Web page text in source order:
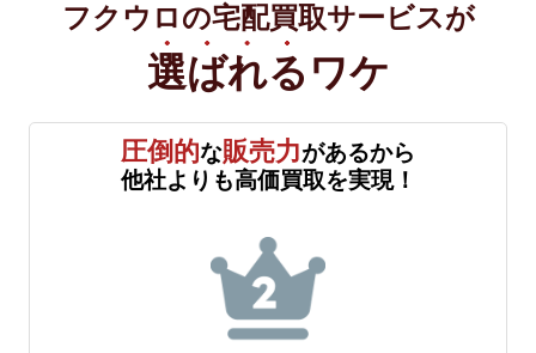
フクウロの宅配買取サービスが
選ばれる ワケ
圧倒的な販売力があるから
他社よりも高価買取を実現！